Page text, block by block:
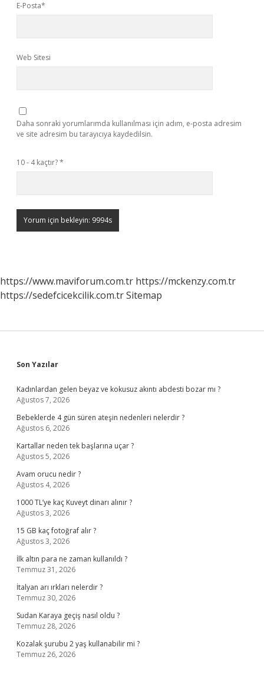
E-Posta*
Web Sitesi
Daha sonraki yorumlarımda kullanılması için adım, e-posta adresim
ve site adresim bu tarayıcıya kaydedilsin.
10 - 4 kaçtır?*
https://www.maviforum.com.tr https://mckenzy.com.tr
https://sedefcicekcilik.com.trSitemap
Sidebar
Son Yazılar
Kadınlardan gelen beyaz ve kokusuz akıntı abdesti bozar mı ?
Ağustos 7, 2026
Bebeklerde 4 gün süren ateşin nedenleri nelerdir ?
Ağustos 6, 2026
Kartallar neden tek başlarına uçar ?
Ağustos 5, 2026
Avam orucu nedir ?
Ağustos 4, 2026
1000 TL’ye kaç Kuveyt dinarı alınır ?
Ağustos 3, 2026
15 GB kaç fotoğraf alır ?
Ağustos 3, 2026
İlk altın para ne zaman kullanıldı ?
Temmuz 31, 2026
İtalyan arı ırkları nelerdir ?
Temmuz 30, 2026
Sudan Karaya geçiş nasıl oldu ?
Temmuz 28, 2026
Kozalak şurubu 2 yaş kullanabilir mi ?
Temmuz 26, 2026